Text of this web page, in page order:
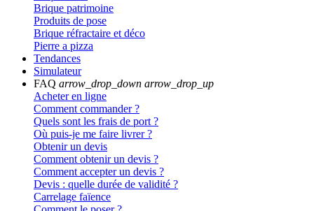
Brique patrimoine
Produits de pose
Brique réfractaire et déco
Pierre a pizza
Tendances
Simulateur
FAQ arrow_drop_down arrow_drop_up
Acheter en ligne
Comment commander ?
Quels sont les frais de port ?
Où puis-je me faire livrer ?
Obtenir un devis
Comment obtenir un devis ?
Comment accepter un devis ?
Devis : quelle durée de validité ?
Carrelage faïence